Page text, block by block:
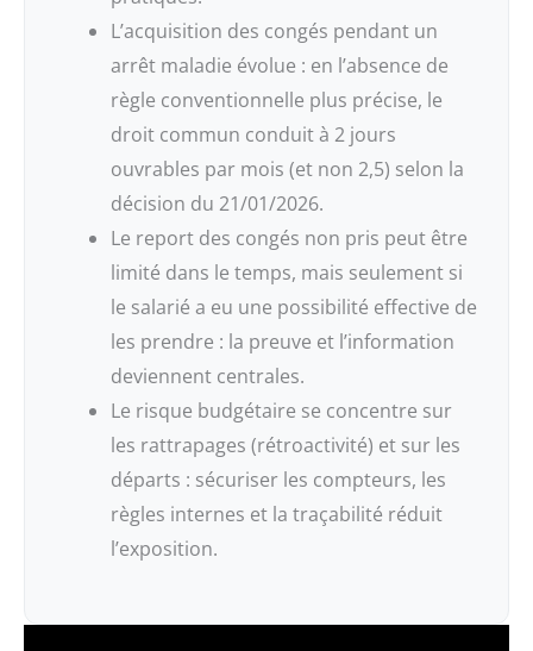
L’acquisition des congés pendant un
arrêt maladie évolue : en l’absence de
règle conventionnelle plus précise, le
droit commun conduit à 2 jours
ouvrables par mois (et non 2,5) selon la
décision du 21/01/2026.
Le report des congés non pris peut être
limité dans le temps, mais seulement si
le salarié a eu une possibilité effective de
les prendre : la preuve et l’information
deviennent centrales.
Le risque budgétaire se concentre sur
les rattrapages (rétroactivité) et sur les
départs : sécuriser les compteurs, les
règles internes et la traçabilité réduit
l’exposition.